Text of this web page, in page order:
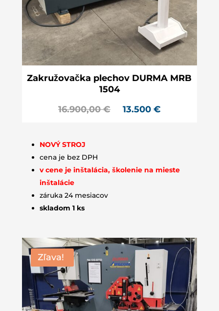
Zakružovačka plechov DURMA MRB
1504
16.900,00€ 13.500 €
NOVÝ STROJ
cena je bez DPH
v cene je inštalácia, školenie na mieste
inštalácie
záruka 24 mesiacov
skladom 1 ks
Zľava!